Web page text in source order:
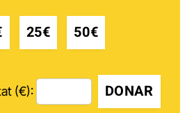
25€ 50€
(€): DONAR